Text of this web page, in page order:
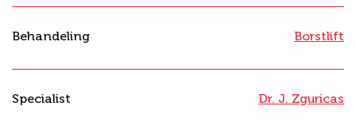
Behandeling Borstlift
Specialist Dr. J. Zguricas